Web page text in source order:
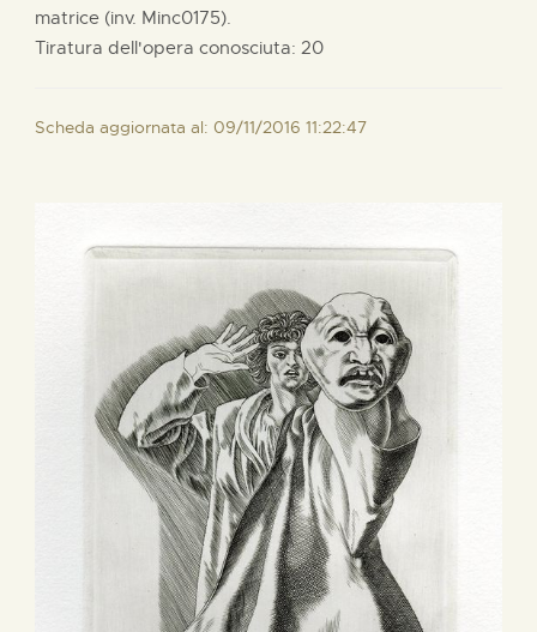
matrice (inv. Minc0175).
Tiratura dell'opera conosciuta: 20
Scheda aggiornata al: 09/11/2016 11:22:47